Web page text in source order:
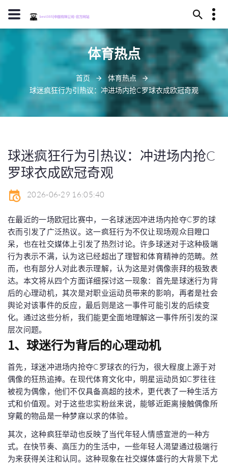
15245130657
陇南市括某之森253号
dobgcp@gmail.com
体育热点
首页
体育热点
球迷疯狂行为引热议：冲进场内抢C罗球衣成欧冠奇观
球迷疯狂行为引热议：冲进场内抢C
罗球衣成欧冠奇观
2026-06-29 16:05:40
在最近的一场欧冠比赛中，一名球迷因冲进场内抢夺C罗的球
衣而引发了广泛热议。这一疯狂行为不仅让现场观众目瞪口
呆，也在社交媒体上引发了热烈讨论。许多球迷对于这种极端
行为表示不满，认为这已经超出了理智和体育精神的范畴。然
而，也有部分人对此表示理解，认为这是对偶像崇拜的极致表
达。本文将从四个方面详细探讨这一现象：首先是球迷行为背
后的心理动机，其次是对职业运动员带来的影响，再者是社会
舆论对该事件的反应，最后则是这一事件可能引发的后续变
化。通过这些分析，我们能更全面地理解这一事件所引发的深
层次问题。
1、球迷行为背后的心理动机
首先，球迷冲进场内抢夺C罗球衣的行为，很大程度上源于对
偶像的狂热追捧。在现代体育文化中，明星运动员如C罗往往
被视为偶像，他们不仅具备高超的技术，更代表了一种生活方
式和价值观。对于这些忠实粉丝来说，能够近距离接触偶像所
穿戴的物品是一种梦寐以求的体验。
其次，这种疯狂举动也反映了当代年轻人情感宣泄的一种方
式。在快节奏、高压力的生活中，一些年轻人渴望通过极端行
为来获得关注和认同。这种现象在社交媒体盛行的大背景下尤